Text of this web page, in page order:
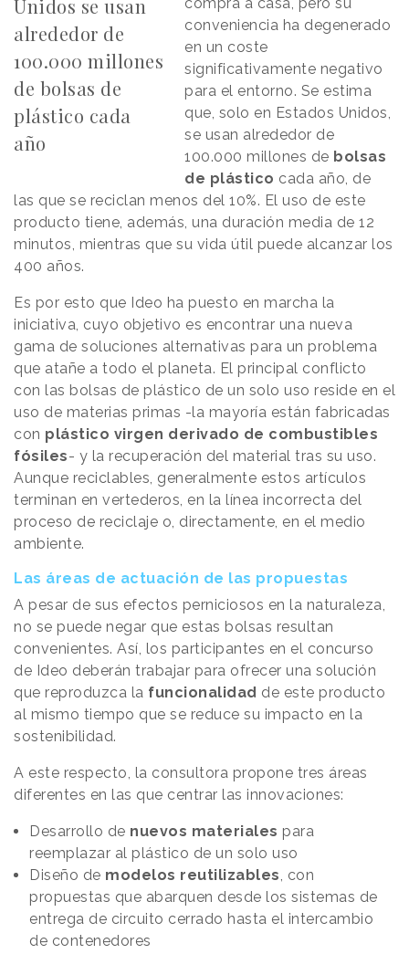
Unidos se usan
alrededor de
100.000 millones
de bolsas de
plástico cada
año
compra a casa, pero su
conveniencia ha degenerado
en un coste
significativamente negativo
para el entorno. Se estima
que, solo en Estados Unidos,
se usan alrededor de
100.000 millones de bolsas
de plástico cada año, de
las que se reciclan menos del 10%. El uso de este
producto tiene, además, una duración media de 12
minutos, mientras que su vida útil puede alcanzar los
400 años.
Es por esto que Ideo ha puesto en marcha la
iniciativa, cuyo objetivo es encontrar una nueva
gama de soluciones alternativas para un problema
que atañe a todo el planeta. El principal conflicto
con las bolsas de plástico de un solo uso reside en el
uso de materias primas -la mayoría están fabricadas
con plástico virgen derivado de combustibles
fósiles- y la recuperación del material tras su uso.
Aunque reciclables, generalmente estos artículos
terminan en vertederos, en la línea incorrecta del
proceso de reciclaje o, directamente, en el medio
ambiente.
Las áreas de actuación de las propuestas
A pesar de sus efectos perniciosos en la naturaleza,
no se puede negar que estas bolsas resultan
convenientes. Así, los participantes en el concurso
de Ideo deberán trabajar para ofrecer una solución
que reproduzca la funcionalidad de este producto
al mismo tiempo que se reduce su impacto en la
sostenibilidad.
A este respecto, la consultora propone tres áreas
diferentes en las que centrar las innovaciones:
Desarrollo de nuevos materiales para
reemplazar al plástico de un solo uso
Diseño de modelos reutilizables, con
propuestas que abarquen desde los sistemas de
entrega de circuito cerrado hasta el intercambio
de contenedores